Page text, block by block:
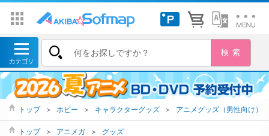
トップ ＞ ホビー ＞ キャラクターグッズ ＞ アニメグッズ（男性向け）
トップ ＞ アニメガ ＞ グッズ